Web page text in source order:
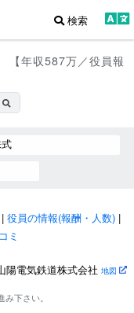
検索
【年収587万／役員報
| 役員の情報(報酬・人数) |
ミ
陽電気鉄道株式会社 地図
み下さい。